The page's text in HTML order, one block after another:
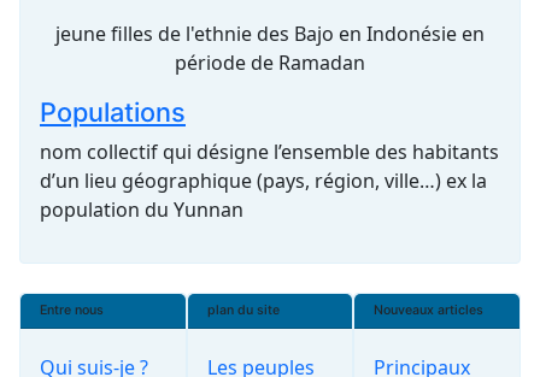
jeune filles de l'ethnie des Bajo en Indonésie en
période de Ramadan
Populations
nom collectif qui désigne l’ensemble des habitants
d’un lieu géographique (pays, région, ville…) ex la
population du Yunnan
Entre nous
Qui suis-je ?
plan du site
Les peuples
Nouveaux articles
Principaux